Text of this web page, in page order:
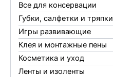
Все для консервации
Губки, салфетки и тряпки
Игры развивающие
Клея и монтажные пены
Косметика и уход
Ленты и изоленты